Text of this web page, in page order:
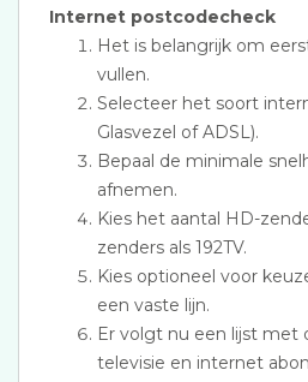
Internet postcodecheck
Het is belangrijk om
vullen.
Selecteer het soort
Glasvezel of ADSL).
Bepaal de minimale
afnemen.
Kies het aantal HD-
zenders als 192TV.
Kies optioneel voor
een vaste lijn.
Er volgt nu een lijst met
televisie en internet